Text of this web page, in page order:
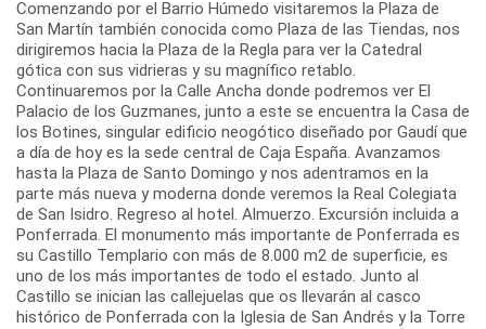
Comenzando por el Barrio Húmedo visitaremos la Plaza de
San Martín también conocida como Plaza de las Tiendas, nos
dirigiremos hacia la Plaza de la Regla para ver la Catedral
gótica con sus vidrieras y su magnífico retablo.
Continuaremos por la Calle Ancha donde podremos ver El
Palacio de los Guzmanes, junto a este se encuentra la Casa de
los Botines, singular edificio neogótico diseñado por Gaudí que
a día de hoy es la sede central de Caja España. Avanzamos
hasta la Plaza de Santo Domingo y nos adentramos en la
parte más nueva y moderna donde veremos la Real Colegiata
de San Isidro. Regreso al hotel. Almuerzo. Excursión incluida a
Ponferrada. El monumento más importante de Ponferrada es
su Castillo Templario con más de 8.000 m2 de superficie, es
uno de los más importantes de todo el estado. Junto al
Castillo se inician las callejuelas que os llevarán al casco
histórico de Ponferrada con la Iglesia de San Andrés y la Torre